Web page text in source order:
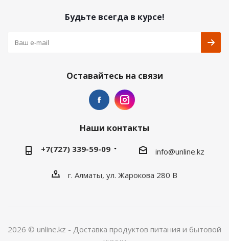
Будьте всегда в курсе!
Оставайтесь на связи
Наши контакты
+7(727) 339-59-09 info@unline.kz
г. Алматы, ул. Жарокова 280 В
2026 © unline.kz - Доставка продуктов питания и бытовой